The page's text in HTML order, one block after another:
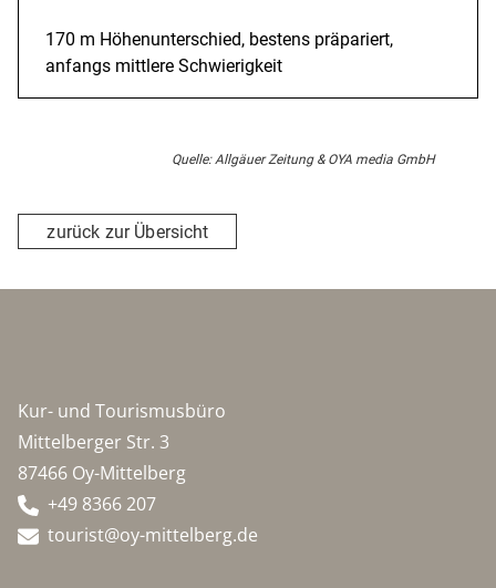
170 m Höhenunterschied, bestens präpariert,
anfangs mittlere Schwierigkeit
Quelle: Allgäuer Zeitung & OYA media GmbH
zurück zur Übersicht
Kur- und Tourismusbüro
Mittelberger Str. 3
87466 Oy-Mittelberg
+49 8366 207
tourist@oy-mittelberg.de